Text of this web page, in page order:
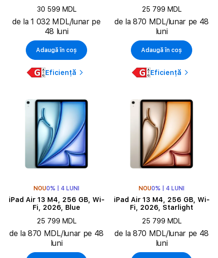
30 599 MDL
de la 1 032 MDL/lunar pe
48 luni
Adaugă în coș
Eficiență
25 799 MDL
de la 870 MDL/lunar pe 48
luni
Adaugă în coș
Eficiență
NOU0% | 4 LUNI
iPad Air 13 M4, 256 GB, Wi-
Fi, 2026, Blue
25 799 MDL
de la 870 MDL/lunar pe 48
luni
NOU0% | 4 LUNI
iPad Air 13 M4, 256 GB, Wi-
Fi, 2026, Starlight
25 799 MDL
de la 870 MDL/lunar pe 48
luni